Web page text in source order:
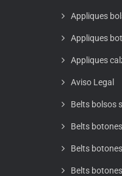
Appliques
Appliques
Appliques
Aviso Legal
Belts bolsos
Belts
Belts
Belts